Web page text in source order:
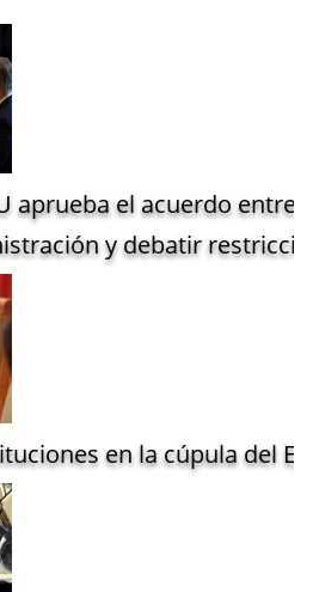
aprueba el acuerdo entre
y debatir
en la cúpula del